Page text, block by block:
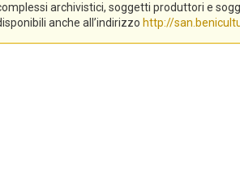
archivistici, soggetti produttori e
anche all’indirizzo http://